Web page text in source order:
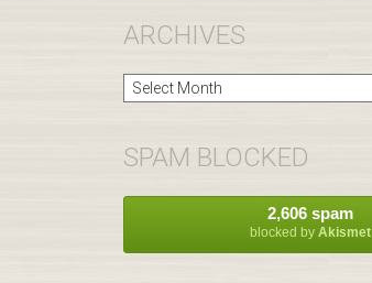
ARCHIVES
Archives
SPAM BLOCKED
2,606 spam
blocked by Akismet